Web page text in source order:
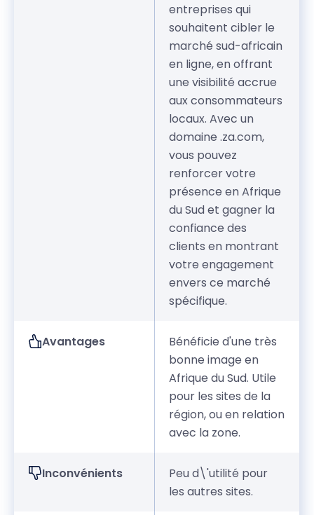
entreprises qui
souhaitent cibler le
marché sud-africain
en ligne, en offrant
une visibilité accrue
aux consommateurs
locaux. Avec un
domaine .za.com,
vous pouvez
renforcer votre
présence en Afrique
du Sud et gagner la
confiance des
clients en montrant
votre engagement
envers ce marché
spécifique.
Avantages
Bénéficie d'une très
bonne image en
Afrique du Sud. Utile
pour les sites de la
région, ou en relation
avec la zone.
Inconvénients
Peu d\'utilité pour
les autres sites.